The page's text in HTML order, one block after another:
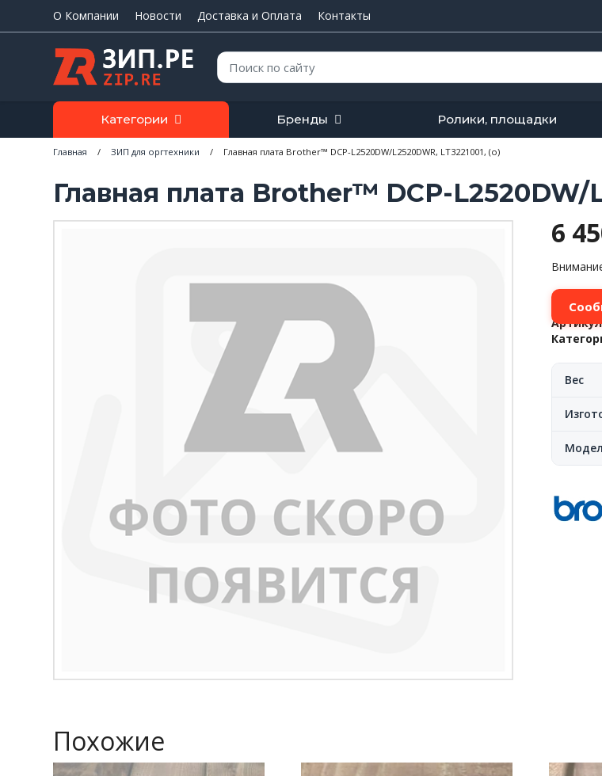
О Компании Новости Доставка и Оплата Контакты
Поиск:
Категории Бренды Ролики, площадки
Главная / ЗИП для оргтехники / Главная плата Brother™ DCP-L2520DW/L2520DWR, LT3221001, (о)
Главная плата Brother™ DCP-L2520DW/
6
Вес
Похожие